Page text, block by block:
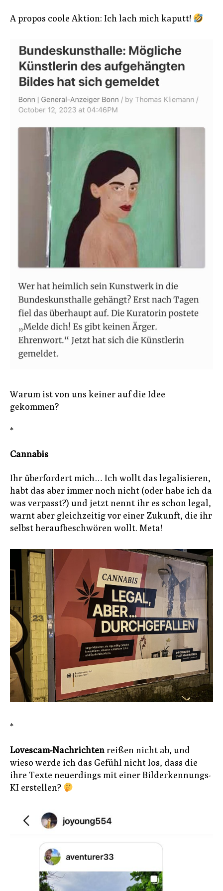
A propos coole Aktion: Ich lach mich kaputt!
Warum ist von uns keiner auf die Idee
gekommen?
*
Cannabis
Ihr überfordert mich… Ich wollt das legalisieren,
habt das aber immer noch nicht (oder habe ich da
was verpasst?) und jetzt nennt ihr es schon legal,
warnt aber gleichzeitig vor einer Zukunft, die ihr
selbst heraufbeschwören wollt. Meta!
*
Lovescam-Nachrichtenreißen nicht ab, und
wieso werde ich das Gefühl nicht los, dass die
ihre Texte neuerdings mit einer Bilderkennungs-
KI erstellen?